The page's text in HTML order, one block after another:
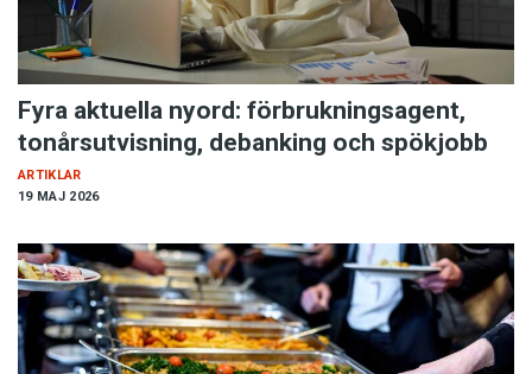
Fyra aktuella nyord: förbrukningsagent,
tonårsutvisning, debanking och spökjobb
19 MAJ 2026
ARTIKLAR